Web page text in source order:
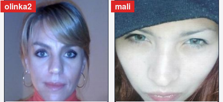
olinka2
ZOBRAZIT INZERÁT
mali
ZOBRAZIT INZERÁT